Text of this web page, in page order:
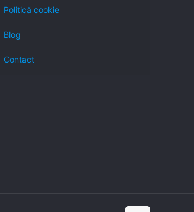
Politică cookie
Blog
Contact